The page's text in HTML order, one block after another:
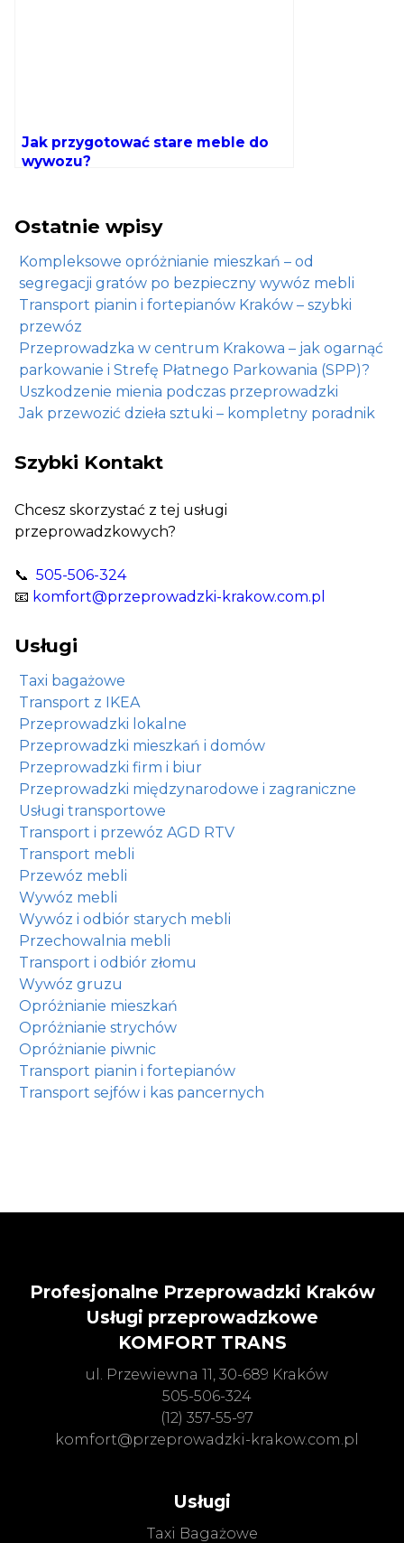
Jak przygotować stare meble do
wywozu?
Ostatnie wpisy
Kompleksowe opróżnianie mieszkań – od
segregacji gratów po bezpieczny wywóz mebli
Transport pianin i fortepianów Kraków – szybki
przewóz
Przeprowadzka w centrum Krakowa – jak ogarnąć
parkowanie i Strefę Płatnego Parkowania (SPP)?
Uszkodzenie mienia podczas przeprowadzki
Jak przewozić dzieła sztuki – kompletny poradnik
Szybki Kontakt
Chcesz skorzystać z tej usługi
przeprowadzkowych?
📞 505-506-324
📧 komfort@przeprowadzki-krakow.com.pl
Usługi
Taxi bagażowe
Transport z IKEA
Przeprowadzki lokalne
Przeprowadzki mieszkań i domów
Przeprowadzki firm i biur
Przeprowadzki międzynarodowe i zagraniczne
Usługi transportowe
Transport i przewóz AGD RTV
Transport mebli
Przewóz mebli
Wywóz mebli
Wywóz i odbiór starych mebli
Przechowalnia mebli
Transport i odbiór złomu
Wywóz gruzu
Opróżnianie mieszkań
Opróżnianie strychów
Opróżnianie piwnic
Transport pianin i fortepianów
Transport sejfów i kas pancernych
Profesjonalne Przeprowadzki Kraków
Usługi przeprowadzkowe
KOMFORT TRANS
ul. Przewiewna 11, 30-689 Kraków
505-506-324
(12) 357-55-97
komfort@przeprowadzki-krakow.com.pl
Usługi
Taxi Bagażowe